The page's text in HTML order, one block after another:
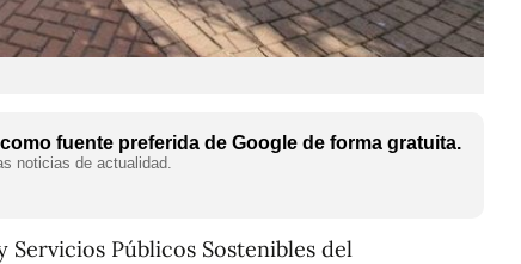
como fuente preferida de Google de forma gratuita.
noticias de actualidad.
Servicios Públicos Sostenibles del